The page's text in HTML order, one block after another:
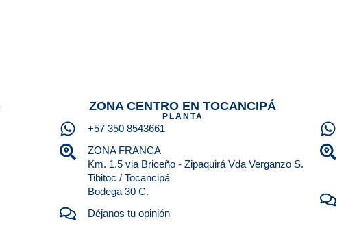
ZONA CENTRO EN TOCANCIPÁ
PLANTA
+57 350 8543661
ZONA FRANCA
Km. 1.5 via Briceño - Zipaquirá Vda Verganzo S.
Tibitoc / Tocancipá
Bodega 30 C.
Déjanos tu opinión